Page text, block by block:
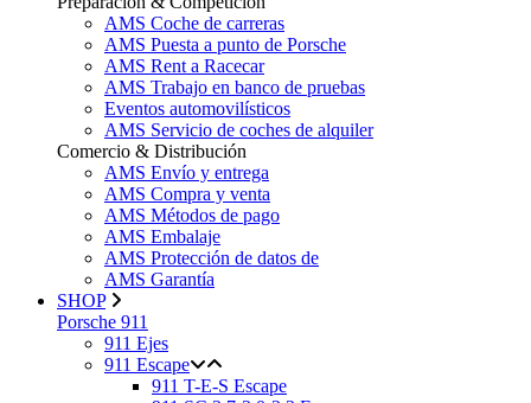
AMS Coche de carreras
AMS Puesta a punto de Porsche
AMS Rent a Racecar
AMS Trabajo en banco de pruebas
Eventos automovilísticos
AMS Servicio de coches de alquiler
Comercio & Distribución
AMS Envío y entrega
AMS Compra y venta
AMS Métodos de pago
AMS Embalaje
AMS Protección de datos de
AMS Garantía
SHOP
Porsche 911
911 Ejes
911 Escape
911 T-E-S Escape